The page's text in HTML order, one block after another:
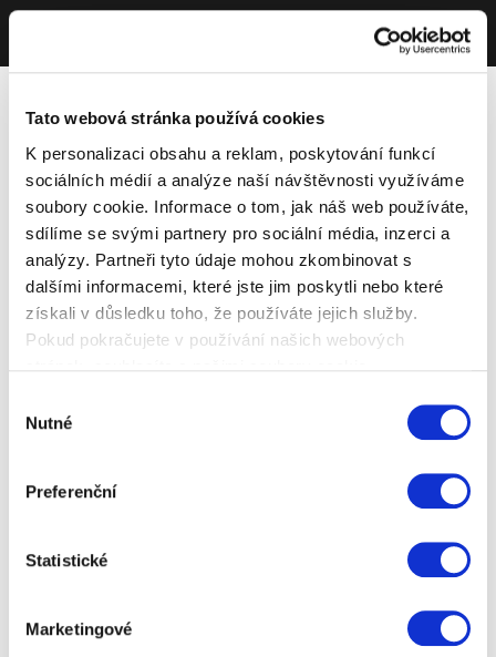
Tato webová stránka používá cookies
K personalizaci obsahu a reklam, poskytování funkcí
sociálních médií a analýze naší návštěvnosti využíváme
soubory cookie. Informace o tom, jak náš web používáte,
sdílíme se svými partnery pro sociální média, inzerci a
analýzy. Partneři tyto údaje mohou zkombinovat s
dalšími informacemi, které jste jim poskytli nebo které
získali v důsledku toho, že používáte jejich služby.
Pokud pokračujete v používání našich webových
souhlasu
Nutné
Preferenční
Statistické
Marketingové